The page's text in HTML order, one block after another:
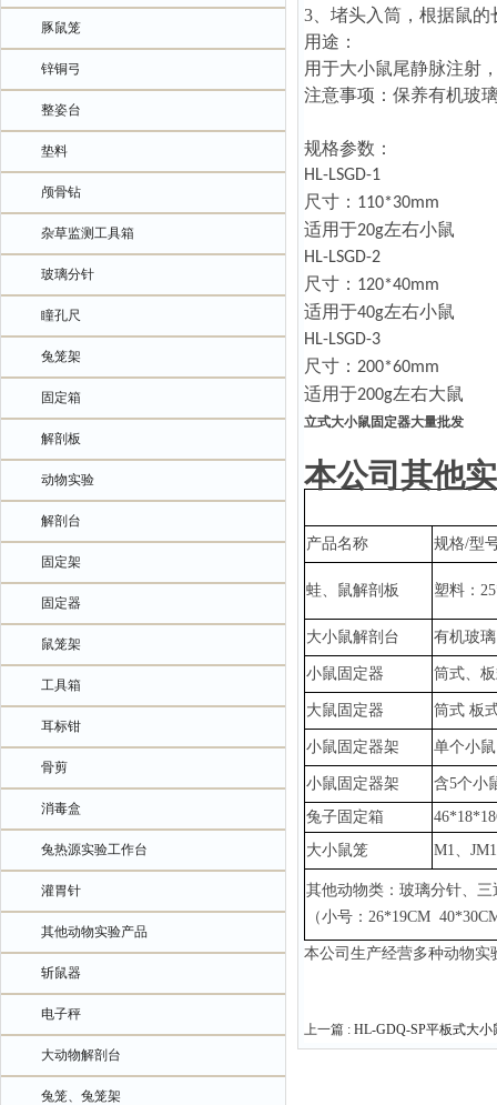
豚鼠笼
锌铜弓
整姿台
垫料
颅骨钻
杂草监测工具箱
玻璃分针
瞳孔尺
兔笼架
固定箱
解剖板
动物实验
解剖台
固定架
固定器
鼠笼架
工具箱
耳标钳
骨剪
消毒盒
兔热源实验工作台
灌胃针
其他动物实验产品
斩鼠器
电子秤
大动物解剖台
兔笼、兔笼架
3、 堵头入筒，根据鼠的
用途：
用于大小鼠尾静脉注射
注意事项： 保养有机玻
规格参数：
HL-LSGD-1
尺寸： 110*30mm
适用于20g左右小鼠
HL-LSGD-2
尺寸： 120*40mm
适用于40g左右小鼠
HL-LSGD-3
尺寸： 200*60mm
适用于200g左右大鼠
立式大小鼠固定器大量批发
本公司其他
产品名称 规格/型
蛙、鼠解剖板 塑料：
大小鼠解剖台 有机玻
小鼠固定器 筒式、
大鼠固定器 筒式 板
小鼠固定器架 单个小
小鼠固定器架 含5个小
兔子固定箱
大小鼠笼
M1、
其他动物类：玻璃分针、
（小号： 26*19CM
本公司生产经营多种动物
上一篇 : HL-GDQ-SP平板式大